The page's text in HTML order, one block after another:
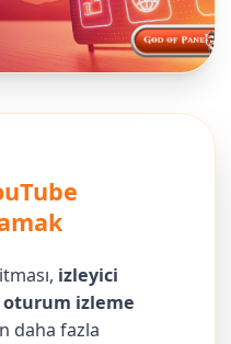
izleyici
oturum izleme
daha fazla